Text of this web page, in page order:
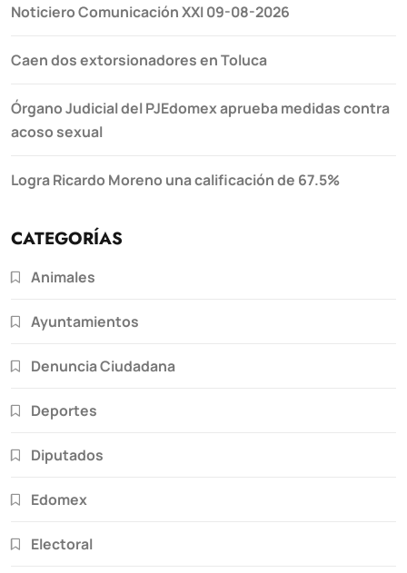
Noticiero Comunicación XXI 09-08-2026
Caen dos extorsionadores en Toluca
Órgano Judicial del PJEdomex aprueba medidas contra
acoso sexual
Logra Ricardo Moreno una calificación de 67.5%
CATEGORÍAS
Animales
Ayuntamientos
Denuncia Ciudadana
Deportes
Diputados
Edomex
Electoral